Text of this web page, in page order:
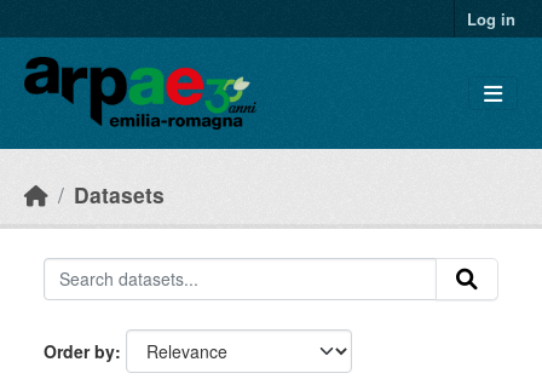
Log in
Datasets
Order by